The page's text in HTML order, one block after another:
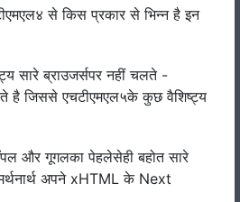
से किस प्रकार से भिन्न है इन
सारे ब्राउजर्सपर नहीं चलते -
जिससे एचटीएमएल५के कुछ वैशिष्ट्य
और गूगलका पेहलेसेही बहोत सारे
अपने xHTML के Next